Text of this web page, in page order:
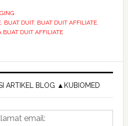
, BUAT DUIT, BUAT DUIT AFFILIATE,
BUAT DUIT AFFILIATE
ARTIKEL BLOG ▲KUBIOMED
email: